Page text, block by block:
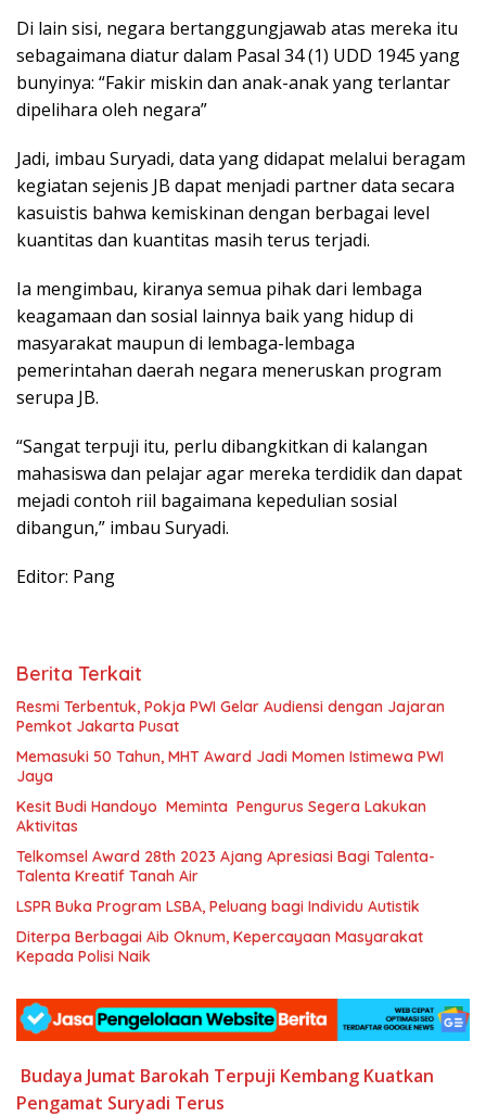
Di lain sisi, negara bertanggungjawab atas mereka itu
sebagaimana diatur dalam Pasal 34 (1) UDD 1945 yang
bunyinya: “Fakir miskin dan anak-anak yang terlantar
dipelihara oleh negara”
Jadi, imbau Suryadi, data yang didapat melalui beragam
kegiatan sejenis JB dapat menjadi partner data secara
kasuistis bahwa kemiskinan dengan berbagai level
kuantitas dan kuantitas masih terus terjadi.
Ia mengimbau, kiranya semua pihak dari lembaga
keagamaan dan sosial lainnya baik yang hidup di
masyarakat maupun di lembaga-lembaga
pemerintahan daerah negara meneruskan program
serupa JB.
“Sangat terpuji itu, perlu dibangkitkan di kalangan
mahasiswa dan pelajar agar mereka terdidik dan dapat
mejadi contoh riil bagaimana kepedulian sosial
dibangun,” imbau Suryadi.
Editor: Pang
Berita Terkait
Resmi Terbentuk, Pokja PWI Gelar Audiensi dengan Jajaran
Pemkot Jakarta Pusat
Memasuki 50 Tahun, MHT Award Jadi Momen Istimewa PWI
Jaya
Kesit Budi Handoyo Meminta Pengurus Segera Lakukan
Aktivitas
Telkomsel Award 28th 2023 Ajang Apresiasi Bagi Talenta-
Talenta Kreatif Tanah Air
LSPR Buka Program LSBA, Peluang bagi Individu Autistik
Diterpa Berbagai Aib Oknum, Kepercayaan Masyarakat
Kepada Polisi Naik
Budaya Jumat Barokah Terpuji Kembang Kuatkan
Pengamat Suryadi Terus